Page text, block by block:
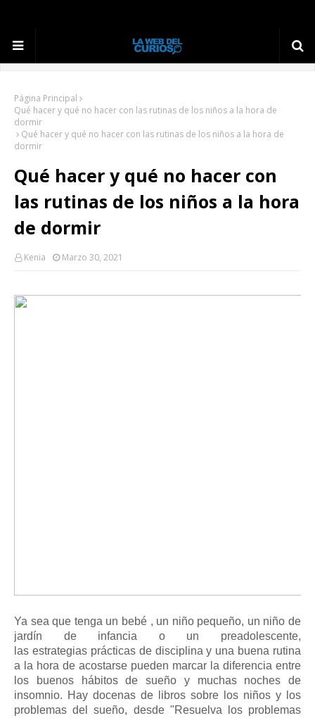
Página Principal
Qué hacer y qué no hacer con las rutinas de los niños a la hora de
dormir
Qué hacer y qué no hacer con las rutinas de los niños a la hora de
dormir
Qué hacer y qué no hacer con
las rutinas de los niños a la hora
de dormir
Kenia Marzo 30, 2021
Ya sea que tenga un bebé, un niñopequeño, un niño de
jardín de infancia o un preadolescente,
las estrategiasprácticas de disciplina y una buena rutina
a la hora de acostarse pueden marcar la diferencia entre
los buenos hábitos de sueño y muchas noches de
insomnio. Hay docenas de libros sobre los niños y los
problemas del sueño, desde "Resuelva los problemas